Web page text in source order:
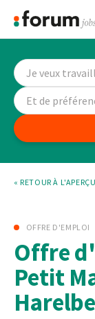
« RETOUR À L'APERÇU
OFFRE D'EMPLOI
Offre
Petit